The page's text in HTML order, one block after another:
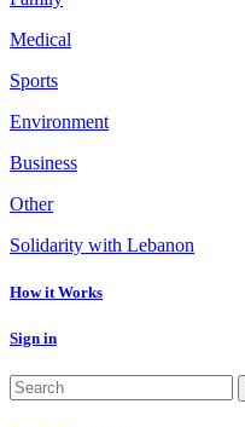
Medical
Sports
Environment
Business
Other
Solidarity with Lebanon
How it Works
Sign in